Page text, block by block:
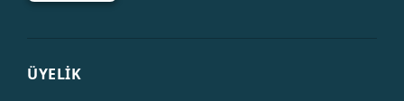
ÜYELİK